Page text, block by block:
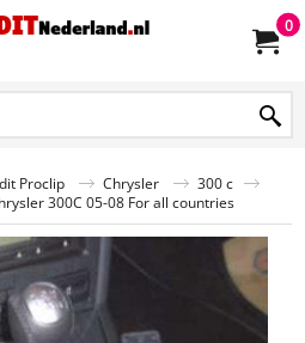
0
Proclip Chrysler
300 c
300C 05-08 For all countries